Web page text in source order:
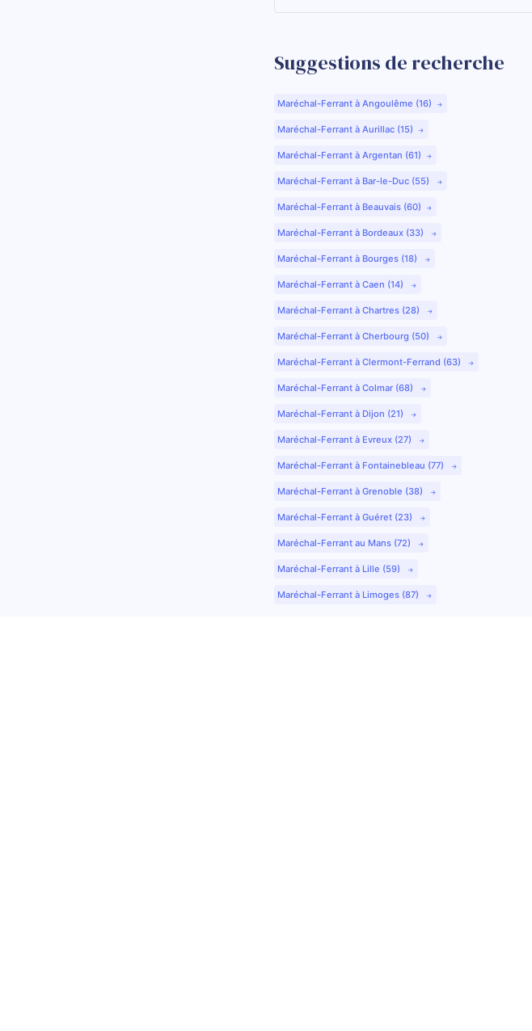
Suggestions de recherche
Maréchal-Ferrant à Angoulême (16)
Maréchal-Ferrant à Aurillac (15)
Maréchal-Ferrant à Argentan (61)
Maréchal-Ferrant à Bar-le-Duc (55)
Maréchal-Ferrant à Beauvais (60)
Maréchal-Ferrant à Bordeaux (33)
Maréchal-Ferrant à Bourges (18)
Maréchal-Ferrant à Caen (14)
Maréchal-Ferrant à Chartres (28)
Maréchal-Ferrant à Cherbourg (50)
Maréchal-Ferrant à Clermont-Ferrand (63)
Maréchal-Ferrant à Colmar (68)
Maréchal-Ferrant à Dijon (21)
Maréchal-Ferrant à Evreux (27)
Maréchal-Ferrant à Fontainebleau (77)
Maréchal-Ferrant à Grenoble (38)
Maréchal-Ferrant à Guéret (23)
Maréchal-Ferrant au Mans (72)
Maréchal-Ferrant à Lille (59)
Maréchal-Ferrant à Limoges (87)